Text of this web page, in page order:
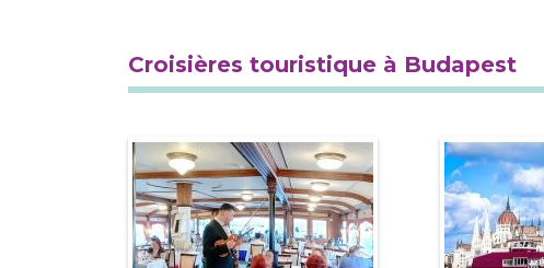
Croisières touristique à Budapest